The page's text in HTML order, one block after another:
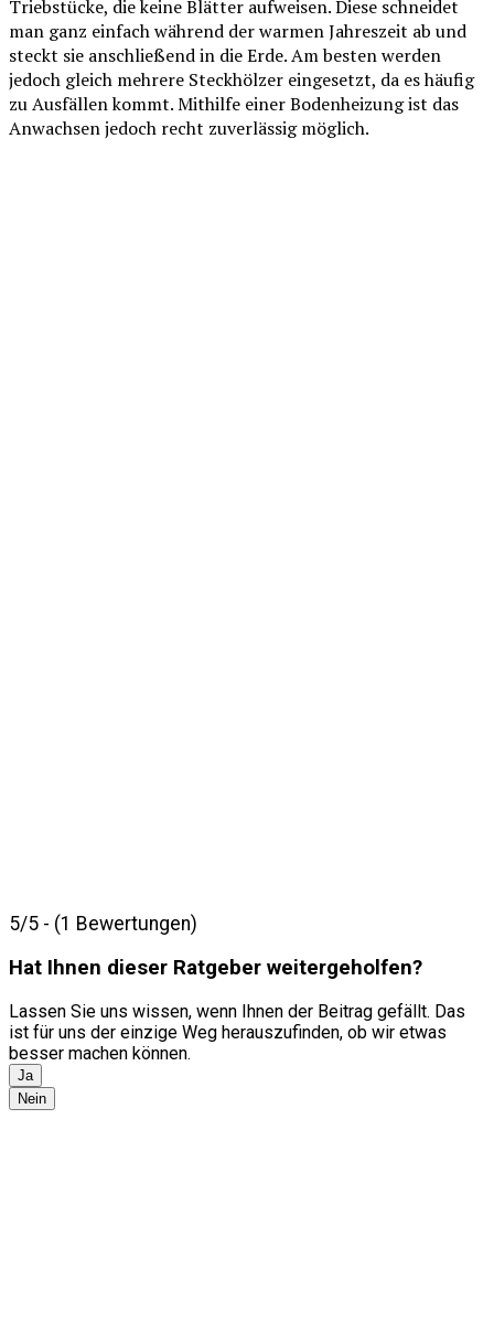
Triebstücke, die keine Blätter aufweisen. Diese schneidet
man ganz einfach während der warmen Jahreszeit ab und
steckt sie anschließend in die Erde. Am besten werden
jedoch gleich mehrere Steckhölzer eingesetzt, da es häufig
zu Ausfällen kommt. Mithilfe einer Bodenheizung ist das
Anwachsen jedoch recht zuverlässig möglich.
5/5 - (1 Bewertungen)
Hat Ihnen dieser Ratgeber weitergeholfen?
Lassen Sie uns wissen, wenn Ihnen der Beitrag gefällt. Das
ist für uns der einzige Weg herauszufinden, ob wir etwas
besser machen können.
Ja
Nein